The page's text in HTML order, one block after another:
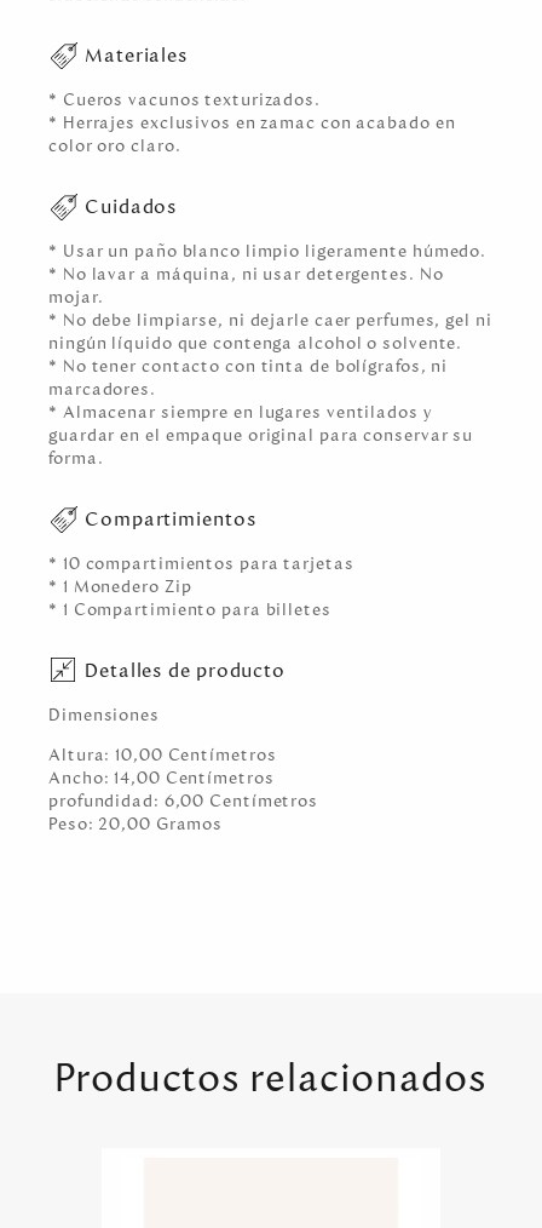
Materiales
* Cueros vacunos texturizados.
* Herrajes exclusivos en zamac con acabado en
color oro claro.
Cuidados
* Usar un paño blanco limpio ligeramente húmedo.
* No lavar a máquina, ni usar detergentes. No
mojar.
* No debe limpiarse, ni dejarle caer perfumes, gel ni
ningún líquido que contenga alcohol o solvente.
* No tener contacto con tinta de bolígrafos, ni
marcadores.
* Almacenar siempre en lugares ventilados y
guardar en el empaque original para conservar su
forma.
Compartimientos
* 10 compartimientos para tarjetas
* 1 Monedero Zip
* 1 Compartimiento para billetes
Detalles de producto
Dimensiones
Altura: 10,00 Centímetros
Ancho: 14,00 Centímetros
profundidad: 6,00 Centímetros
Peso: 20,00 Gramos
Productos relacionados